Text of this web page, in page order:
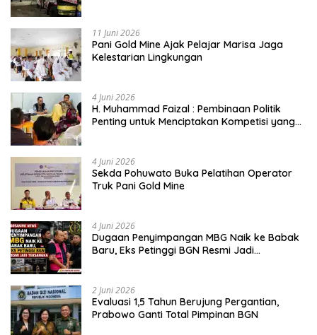
11 Juni 2026
Pani Gold Mine Ajak Pelajar Marisa Jaga
Kelestarian Lingkungan
4 Juni 2026
H. Muhammad Faizal : Pembinaan Politik
Penting untuk Menciptakan Kompetisi yang
4 Juni 2026
Sekda Pohuwato Buka Pelatihan Operator
Truk Pani Gold Mine
4 Juni 2026
Dugaan Penyimpangan MBG Naik ke Babak
Baru, Eks Petinggi BGN Resmi Jadi
2 Juni 2026
Evaluasi 1,5 Tahun Berujung Pergantian,
Prabowo Ganti Total Pimpinan BGN